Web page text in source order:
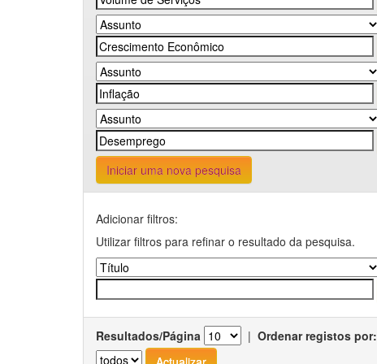
Iniciar uma nova pesquisa
Adicionar filtros:
Utilizar filtros para refinar o resultado da pesquisa.
Resultados/Página | Ordenar registos por: